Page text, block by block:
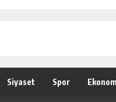
Siyaset Spor